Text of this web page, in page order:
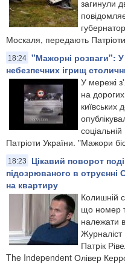
загинули
Москаля, передають
18:24 "Мажорні розваги": У
небезпечних ігрищ
У мережі
на
київських
Патріоти України. "Мажори
18:23
Цікавий поворот
підозрюваного в отруєнні
на квартиру
Колишній
що номер
належати
Патрік
The Independent Олівер